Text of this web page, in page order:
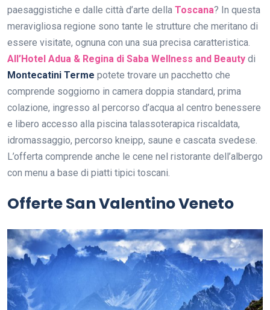
paesaggistiche e dalle città d’arte della Toscana? In questa
meravigliosa regione sono tante le strutture che meritano di
essere visitate, ognuna con una sua precisa caratteristica.
All’Hotel Adua & Regina di Saba Wellness and Beauty di
Montecatini Terme potete trovare un pacchetto che
comprende soggiorno in camera doppia standard, prima
colazione, ingresso al percorso d’acqua al centro benessere
e libero accesso alla piscina talassoterapica riscaldata,
idromassaggio, percorso kneipp, saune e cascata svedese.
L’offerta comprende anche le cene nel ristorante dell’albergo
con menu a base di piatti tipici toscani.
Offerte San Valentino Veneto